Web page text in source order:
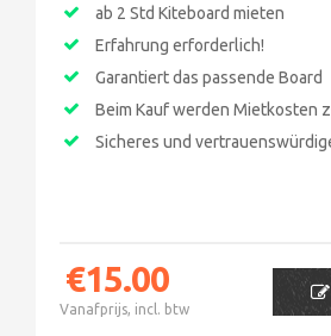
ab 2 Std Kiteboard mieten
Erfahrung erforderlich!
Garantiert das passende Board
Beim Kauf werden Mietkosten
Sicheres und
€15.00
Vanafprijs, incl. btw